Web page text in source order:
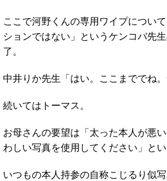
ここで河野くんの専用ワイプについ
ションではない」というケンコバ先
了。
中井りか先生「はい。ここまででね。
続いてはトーマス。
お母さんの要望は「太った本人が悪
わしい写真を使用してください」とい
いつもの本人持参の自称こじるり似写